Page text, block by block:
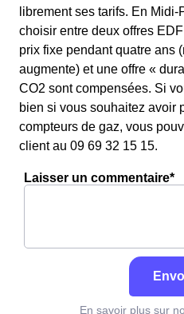
librement ses tarifs. En
choisir entre deux offres
prix fixe pendant quatre ans
augmente) et une offre «
CO2 sont compensées. Si
bien si vous souhaitez avoir
compteurs de gaz, vous
client au 09 69 32 15 15.
Laisser un commentaire*
En savoir plus sur